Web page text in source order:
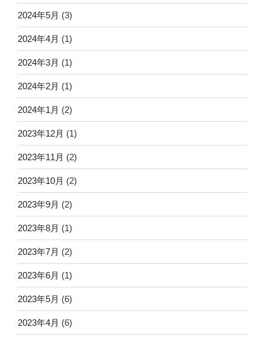
2024年5月 (3)
2024年4月 (1)
2024年3月 (1)
2024年2月 (1)
2024年1月 (2)
2023年12月 (1)
2023年11月 (2)
2023年10月 (2)
2023年9月 (2)
2023年8月 (1)
2023年7月 (2)
2023年6月 (1)
2023年5月 (6)
2023年4月 (6)